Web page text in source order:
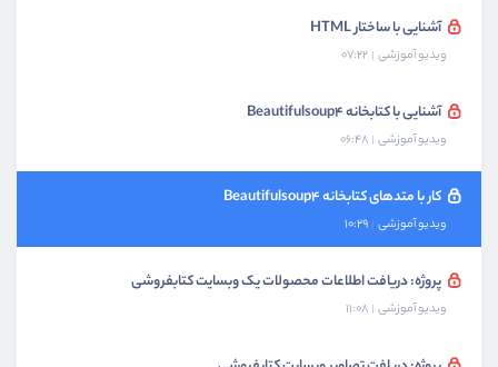
آشنایی با ساختار HTML
ویدیو آموزشی 07:22
آشنایی با کتابخانه Beautifulsoup4
ویدیو آموزشی 06:48
کار با متدهای کتابخانه Beautifulsoup4
ویدیو آموزشی 10:29
پروژه: دریافت اطلاعات محصولات یک وبسایت کتابفروشی
ویدیو آموزشی 11:08